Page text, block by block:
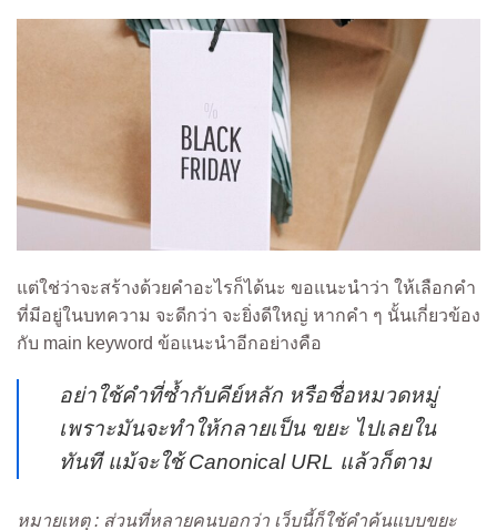
แต่ใช่ว่าจะสร้างด้วยคำอะไรก็ได้นะ ขอแนะนำว่า ให้เลือกคำ
ที่มีอยู่ในบทความ จะดีกว่า จะยิ่งดีใหญ่ หากคำ ๆ นั้นเกี่ยวข้อง
กับ main keyword ข้อแนะนำอีกอย่างคือ
อย่าใช้คำที่ซ้ำกับคีย์หลัก หรือชื่อหมวดหมู่
เพราะมันจะทำให้กลายเป็น ขยะ ไปเลยใน
ทันที แม้จะใช้ Canonical URL แล้วก็ตาม
หมายเหตุ : ส่วนที่หลายคนบอกว่า เว็บนี้ก็ใช้คำค้นแบบขยะ